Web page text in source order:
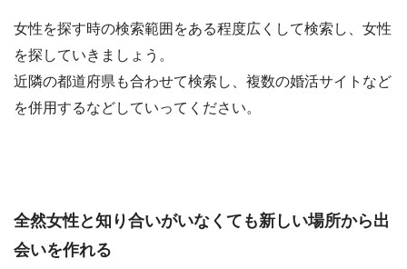
女性を探す時の検索範囲をある程度広くして検索し、女性
を探していきましょう。
近隣の都道府県も合わせて検索し、複数の婚活サイトなど
を併用するなどしていってください。
全然女性と知り合いがいなくても新しい場所から出
会いを作れる